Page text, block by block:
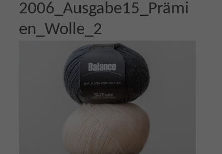
2006_Ausgabe15_Prämi
en_Wolle_2